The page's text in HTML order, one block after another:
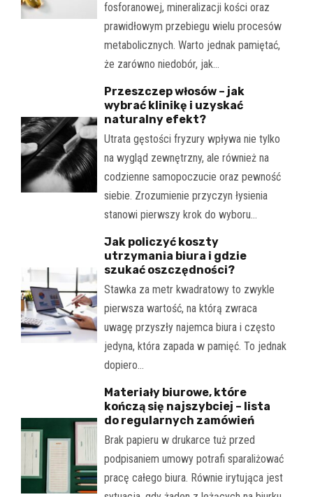
fosforanowej, mineralizacji kości oraz
prawidłowym przebiegu wielu procesów
metabolicznych. Warto jednak pamiętać,
że zarówno niedobór, jak…
Przeszczep włosów – jak
wybrać klinikę i uzyskać
naturalny efekt?
Utrata gęstości fryzury wpływa nie tylko
na wygląd zewnętrzny, ale również na
codzienne samopoczucie oraz pewność
siebie. Zrozumienie przyczyn łysienia
stanowi pierwszy krok do wyboru…
Jak policzyć koszty
utrzymania biura i gdzie
szukać oszczędności?
Stawka za metr kwadratowy to zwykle
pierwsza wartość, na którą zwraca
uwagę przyszły najemca biura i często
jedyna, która zapada w pamięć. To jednak
dopiero…
Materiały biurowe, które
kończą się najszybciej – lista
do regularnych zamówień
Brak papieru w drukarce tuż przed
podpisaniem umowy potrafi sparaliżować
pracę całego biura. Równie irytująca jest